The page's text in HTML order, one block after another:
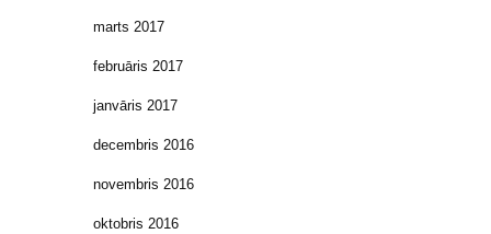
marts 2017
februāris 2017
janvāris 2017
decembris 2016
novembris 2016
oktobris 2016